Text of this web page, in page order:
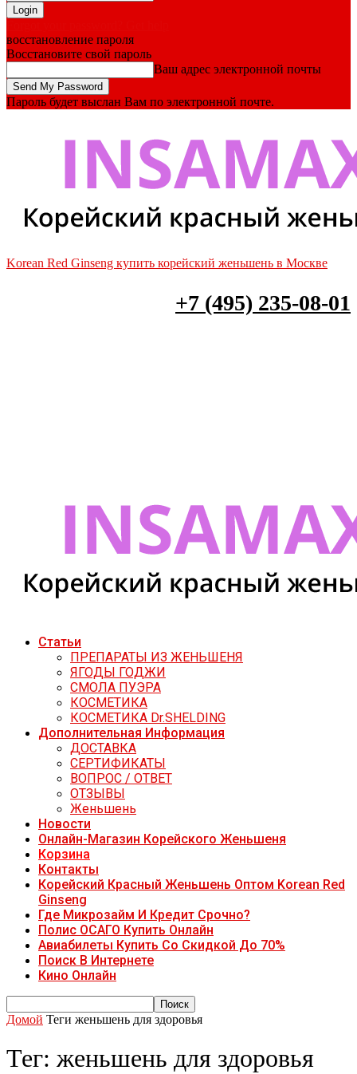
восстановление пароля
Восстановите свой пароль
Ваш адрес электронной почты
Пароль будет выслан Вам по электронной почте.
Korean Red Ginseng купить корейский женьшень в Москве
+7 (495) 235-08-01
Статьи
ПРЕПАРАТЫ ИЗ ЖЕНЬШЕНЯ
ЯГОДЫ ГОДЖИ
СМОЛА ПУЭРА
КОСМЕТИКА
КОСМЕТИКА Dr.SHELDING
Дополнительная Информация
ДОСТАВКА
СЕРТИФИКАТЫ
ВОПРОС / ОТВЕТ
ОТЗЫВЫ
Женьшень
Новости
Онлайн-Магазин Корейского Женьшеня
Корзина
Контакты
Корейский Красный Женьшень Оптом Korean Red
Ginseng
Где Микрозайм И Кредит Срочно?
Полис ОСАГО Купить Онлайн
Авиабилеты Купить Со Скидкой До 70%
Поиск В Интернете
Кино Онлайн
Домой Теги женьшень для здоровья
Тег: женьшень для здоровья